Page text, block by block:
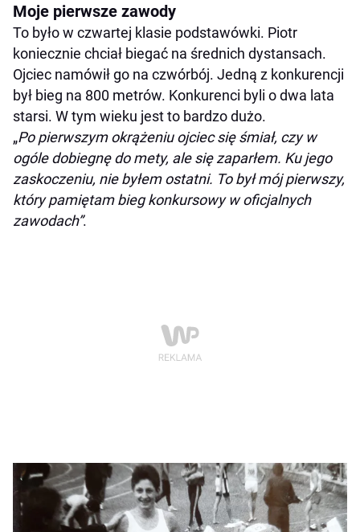
Moje pierwsze zawody
To było w czwartej klasie podstawówki. Piotr
koniecznie chciał biegać na średnich dystansach.
Ojciec namówił go na czwórbój. Jedną z konkurencji
był bieg na 800 metrów. Konkurenci byli o dwa lata
starsi. W tym wieku jest to bardzo dużo.
„Po pierwszym okrążeniu ojciec się śmiał, czy w
ogóle dobiegnę do mety, ale się zaparłem. Ku jego
zaskoczeniu, nie byłem ostatni. To był mój pierwszy,
który pamiętam bieg konkursowy w oficjalnych
zawodach”.